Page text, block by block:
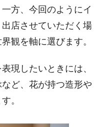
方、今回のようにイ
店させていただく場
観を軸に選びます。
現したいときには、
ど、花が持つ造形や
。